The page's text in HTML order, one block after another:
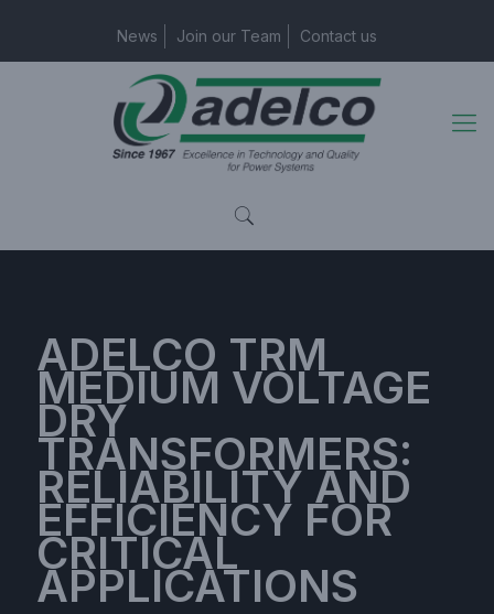
News Join our Team Contact us
ADELCO TRM
MEDIUM VOLTAGE
DRY
TRANSFORMERS:
RELIABILITY AND
EFFICIENCY FOR
CRITICAL
APPLICATIONS